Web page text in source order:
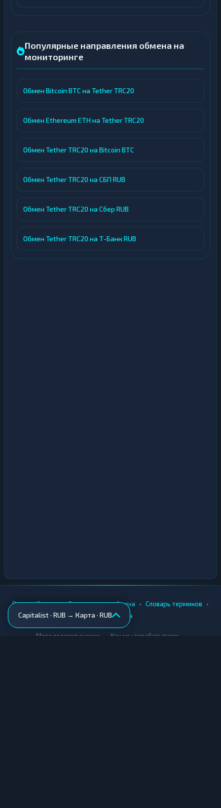
Популярные направления обмена на
мониторинге
Обмен Bitcoin BTC на Tether TRC20
Обмен Ethereum ETH на Tether TRC20
Обмен Tether TRC20 на Bitcoin BTC
Обмен Tether TRC20 на СБП RUB
Обмен Tether TRC20 на Сбер RUB
Обмен Tether TRC20 на Т-Банк RUB
Capitalist · RUB → Карта · RUB
Вики • Города • Безопасность обмена • Словарь терминов •
AML-проверка
Методология оценки Как мы зарабатываем